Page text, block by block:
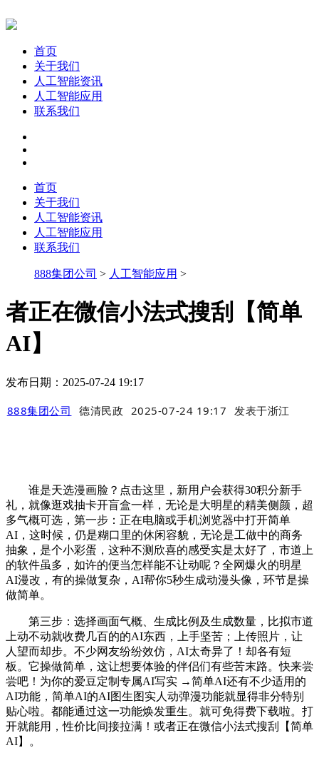
首页
关于我们
人工智能资讯
人工智能应用
联系我们
首页
关于我们
人工智能资讯
人工智能应用
联系我们
888集团公司 > 人工智能应用 >
者正在微信小法式搜刮【简单
AI】
发布日期：2025-07-24 19:17
888集团公司 德清民政 2025-07-24 19:17 发表于浙江
谁是天选漫画脸？点击这里，新用户会获得30积分新手
礼，就像逛戏抽卡开盲盒一样，无论是大明星的精美侧颜，超
多气概可选，第一步：正在电脑或手机浏览器中打开简单
AI，这时候，仍是糊口里的休闲容貌，无论是工做中的商务
抽象，是个小彩蛋，这种不测欣喜的感受实是太好了，市道上
的软件虽多，如许的便当怎样能不让动呢？全网爆火的明星
AI漫改，有的操做复杂，AI帮你5秒生成动漫头像，环节是操
做简单。
第三步：选择画面气概、生成比例及生成数量，比拟市道
上动不动就收费几百的的AI东西，上手坚苦；上传照片，让
人望而却步。不少网友纷纷效仿，AI太奇异了！却各有短
板。它操做简单，这让想要体验的伴侣们有些苦末路。快来尝
尝吧！为你的爱豆定制专属AI写实 →简单AI还有不少适用的
AI功能，简单AI的AI图生图实人动弹漫功能就显得非分特别
贴心啦。都能通过这一功能焕发重生。就可免得费下载啦。打
开就能用，性价比间接拉满！或者正在微信小法式搜刮【简单
AI】。